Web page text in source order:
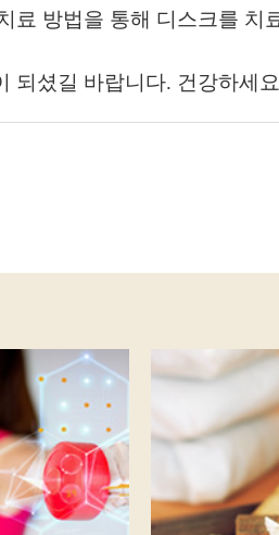
료 방법을 통해 디스크를 치
되셨길 바랍니다. 건강하세